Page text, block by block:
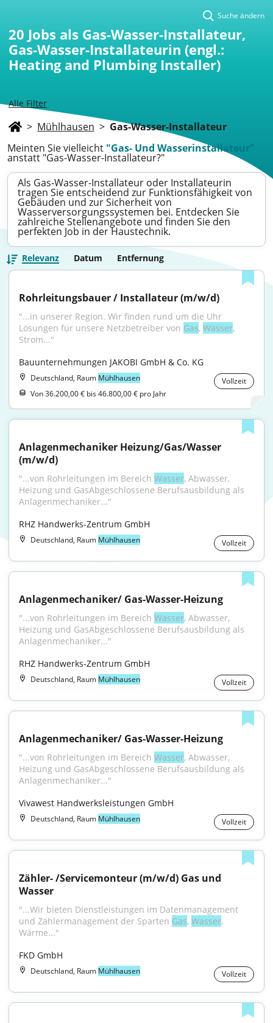
Alle Filter
Suche ändern
20 Jobs als Gas-Wasser-Installateur,
Gas-Wasser-Installateurin (engl.:
Heating and Plumbing Installer)
> Mühlhausen > Gas-Wasser-Installateur
Meinten Sie vielleicht "Gas- Und Wasserinstallateur"
anstatt "Gas-Wasser-Installateur?"
Als Gas-Wasser-Installateur oder Installateurin
tragen Sie entscheidend zur Funktionsfähigkeit von
Gebäuden und zur Sicherheit von
Wasserversorgungssystemen bei. Entdecken Sie
zahlreiche Stellenangebote und finden Sie den
perfekten Job in der Haustechnik.
Relevanz Datum Entfernung
Rohrleitungsbauer / Installateur (m/w/d)
"...in unserer Region. Wir finden rund um die Uhr
Lösungen für unsere Netzbetreiber von Gas, Wasser,
Strom..."
Bauunternehmungen JAKOBI GmbH & Co. KG
Deutschland, Raum Mühlhausen
Vollzeit
Von 36.200,00 € bis 46.800,00 € pro Jahr
Anlagenmechaniker Heizung/Gas/Wasser
(m/w/d)
"...von Rohrleitungen im Bereich Wasser, Abwasser,
Heizung und GasAbgeschlossene Berufsausbildung als
Anlagenmechaniker..."
RHZ Handwerks-Zentrum GmbH
Deutschland, Raum Mühlhausen Vollzeit
Anlagenmechaniker/ Gas-Wasser-Heizung
"...von Rohrleitungen im Bereich Wasser, Abwasser,
Heizung und GasAbgeschlossene Berufsausbildung als
Anlagenmechaniker..."
RHZ Handwerks-Zentrum GmbH
Deutschland, Raum Mühlhausen Vollzeit
Anlagenmechaniker/ Gas-Wasser-Heizung
"...von Rohrleitungen im Bereich Wasser, Abwasser,
Heizung und GasAbgeschlossene Berufsausbildung als
Anlagenmechaniker..."
Vivawest Handwerksleistungen GmbH
Deutschland, Raum Mühlhausen Vollzeit
Zähler- /Servicemonteur (m/w/d) Gas und
Wasser
"...Wir bieten Dienstleistungen im Datenmanagement
und Zählermanagement der Sparten Gas, Wasser,
Wärme..."
FKD GmbH
Deutschland, Raum Mühlhausen Vollzeit